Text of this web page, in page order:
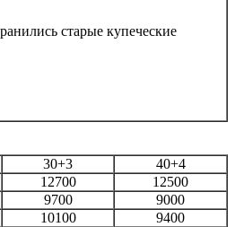
старые купеческие
30+3
40+4
12700
12500
9700
9000
10100
9400